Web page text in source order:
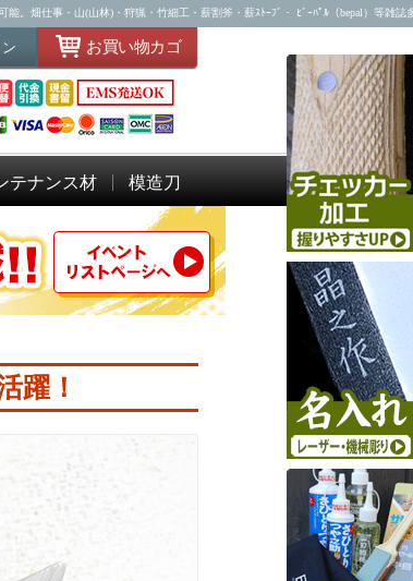
畑仕事・山(山林)・狩猟・竹細工・薪割斧・薪ｽﾄｰﾌﾞ・ ﾋﾞｰﾊﾟﾙ（bepal）等雑誌
お買い物カゴ
テナンス材 模造刀
躍！